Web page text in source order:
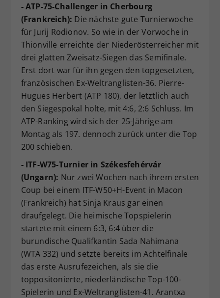
- ATP-75-Challenger in Cherbourg
(Frankreich): Die nächste gute Turnierwoche
für Jurij Rodionov. So wie in der Vorwoche in
Thionville erreichte der Niederösterreicher mit
drei glatten Zweisatz-Siegen das Semifinale.
Erst dort war für ihn gegen den topgesetzten,
französischen Ex-Weltranglisten-36. Pierre-
Hugues Herbert (ATP 180), der letztlich auch
den Siegespokal holte, mit 4:6, 2:6 Schluss. Im
ATP-Ranking wird sich der 25-Jährige am
Montag als 197. dennoch zurück unter die Top
200 schieben.
- ITF-W75-Turnier in Székesfehérvár
(Ungarn): Nur zwei Wochen nach ihrem ersten
Coup bei einem ITF-W50+H-Event in Macon
(Frankreich) hat Sinja Kraus gar einen
draufgelegt. Die heimische Topspielerin
startete mit einem 6:3, 6:4 über die
burundische Qualifkantin Sada Nahimana
(WTA 332) und setzte bereits im Achtelfinale
das erste Ausrufezeichen, als sie die
toppositonierte, niederländische Top-100-
Spielerin und Ex-Weltranglisten-41. Arantxa